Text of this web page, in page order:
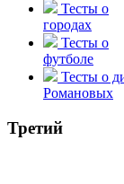
Тесты о
городах
Тесты о
футболе
Тесты о
Романовых
Третий